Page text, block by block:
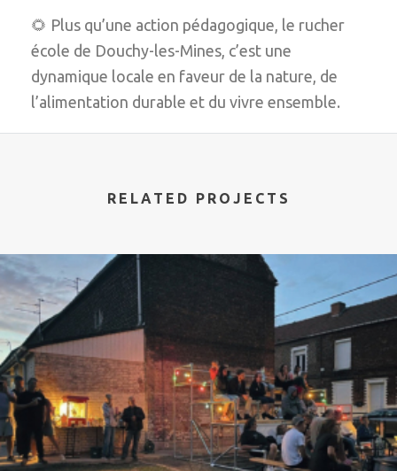
🌻 Plus qu’une action pédagogique, le rucher
école de Douchy-les-Mines, c’est une
dynamique locale en faveur de la nature, de
l’alimentation durable et du vivre ensemble.
RELATED PROJECTS